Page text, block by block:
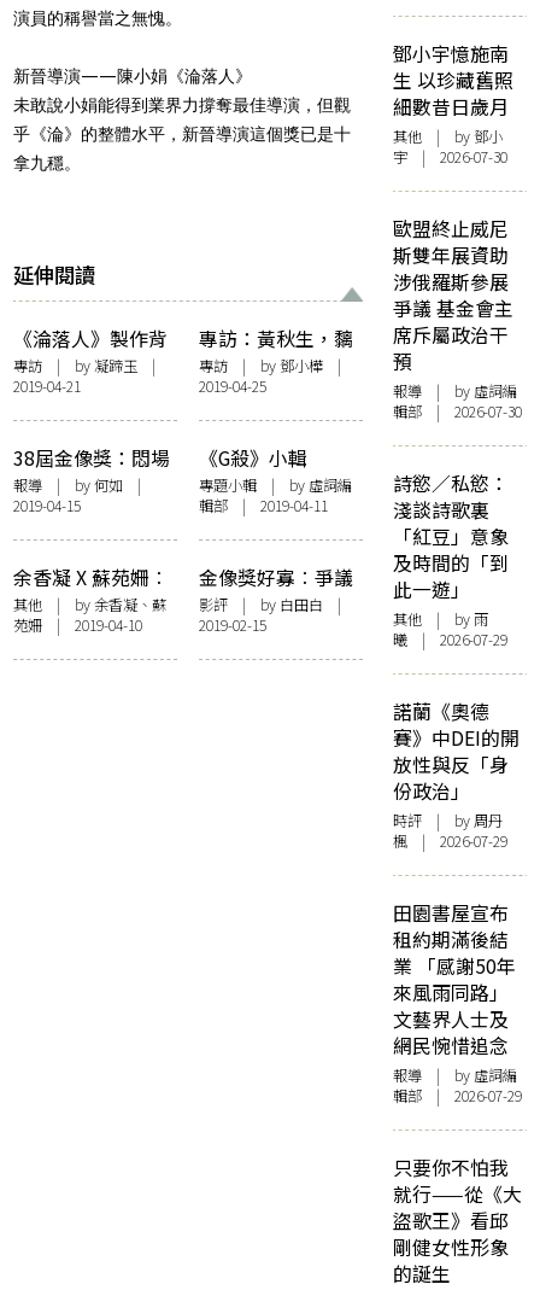
演員的稱譽當之無愧。
新晉導演——陳小娟《淪落人》
未敢說小娟能得到業界力撐奪最佳導演，但觀
乎《淪》的整體水平，新晉導演這個獎已是十
拿九穩。
延伸閱讀
《淪落人》製作背
後︰黃秋生評陳小
娟，李璨琛講黃秋
生
專訪 | by凝蹄玉 |
2019-04-21
專訪：黃秋生，黐
乸線
專訪| by鄧小樺|
2019-04-25
38屆金像獎：悶場
多，睇演員
報導 | by何如 |
2019-04-15
《G殺》小輯
專題小輯| by 虛詞編
輯部 | 2019-04-11
余香凝 X 蘇苑姍︰
你的初衷是甚麼？
其他 | by 余香凝、蘇
苑姍 | 2019-04-10
金像獎好寡︰爭議
性唔得，紀錄片無
運行
影評| by 白田白 |
2019-02-15
鄧小宇憶施南
生 以珍藏舊照
細數昔日歲月
其他 | by 鄧小
宇 | 2026-07-30
歐盟終止威尼
斯雙年展資助
涉俄羅斯參展
爭議 基金會主
席斥屬政治干
預
報導 | by 虛詞編
輯部 | 2026-07-30
詩慾／私慾：
淺談詩歌裏
「紅豆」意象
及時間的「到
此一遊」
其他 | by 雨
曦 | 2026-07-29
諾蘭《奧德
賽》中DEI的開
放性與反「身
份政治」
時評 | by周丹
楓 | 2026-07-29
田園書屋宣布
租約期滿後結
業 「感謝50年
來風雨同路」
文藝界人士及
網民惋惜追念
報導 | by 虛詞編
輯部 | 2026-07-29
只要你不怕我
就行——從《大
盜歌王》看邱
剛健女性形象
的誕生